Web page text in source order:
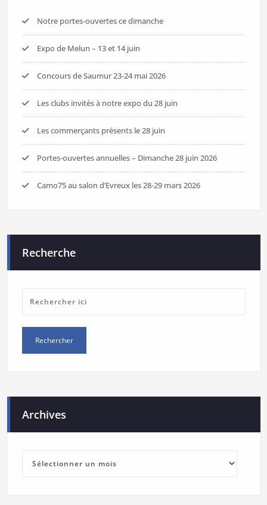
Notre portes-ouvertes ce dimanche
Expo de Melun – 13 et 14 juin
Concours de Saumur 23-24 mai 2026
Les clubs invités à notre expo du 28 juin
Les commerçants présents le 28 juin
Portes-ouvertes annuelles – Dimanche 28 juin 2026
Camo75 au salon d’Evreux les 28-29 mars 2026
Recherche
Archives